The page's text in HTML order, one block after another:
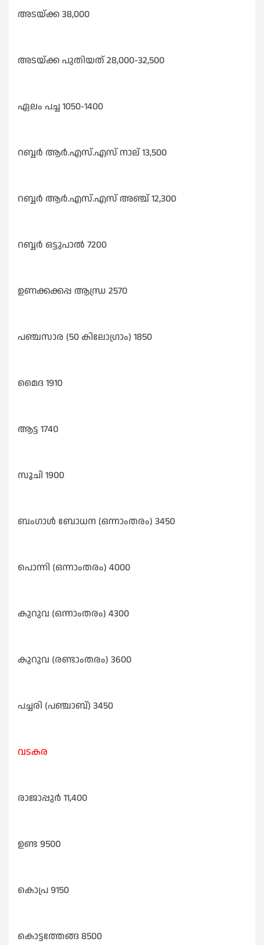
അടയ്ക്ക 38,000
അടയ്ക്ക പുതിയത് 28,000-32,500
ഏലം പച്ച 1050-1400
റബ്ബർ ആർ.എസ്.എസ് നാല് 13,500
റബ്ബർ ആർ.എസ്.എസ് അഞ്ച് 12,300
റബ്ബർ ഒട്ടുപാൽ 7200
ഉണക്കക്കപ്പ ആന്ധ്ര 2570
പഞ്ചസാര (50 കിലോഗ്രാം) 1850
മൈദ 1910
ആട്ട 1740
സൂചി 1900
ബംഗാൾ ബോധന (ഒന്നാംതരം) 3450
പൊന്നി (ഒന്നാംതരം) 4000
കുറുവ (ഒന്നാംതരം) 4300
കുറുവ (രണ്ടാംതരം) 3600
പച്ചരി (പഞ്ചാബ്) 3450
വടകര
രാജാപ്പുർ 11,400
ഉണ്ട 9500
കൊപ്ര 9150
കൊട്ടത്തേങ്ങ 8500